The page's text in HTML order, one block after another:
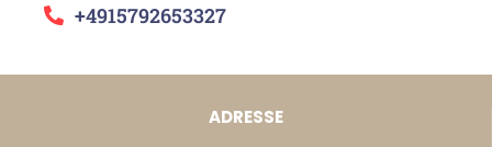
+4915792653327
ADRESSE